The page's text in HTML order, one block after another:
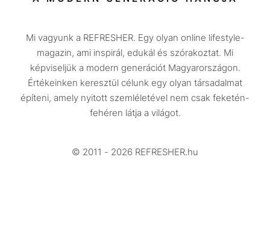
Utazás
Életmód
Design
Beszélgetések
Videó
Mi vagyunk a REFRESHER. Egy olyan online lifestyle-
magazin, ami inspirál, edukál és szórakoztat. Mi
képviseljük a modern generációt Magyarországon.
Értékeinken keresztül célunk egy olyan társadalmat
építeni, amely nyitott szemléletével nem csak feketén-
fehéren látja a világot.
© 2011 - 2026 REFRESHER.hu